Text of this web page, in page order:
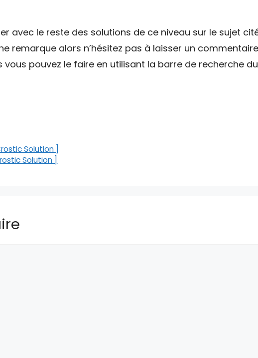
avec le reste des solutions de ce niveau sur le sujet
remarque alors n’hésitez pas à laisser un
vous pouvez le faire en utilisant la barre de recherche
Solution ]
Solution ]